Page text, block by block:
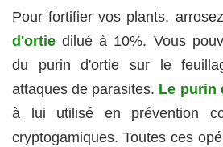
Pour fortifier vos plants,
d'ortie dilué à 10%. Vous
du purin d'ortie sur le
attaques de parasites. Le purin
à lui utilisé en prévention
cryptogamiques. Toutes ces